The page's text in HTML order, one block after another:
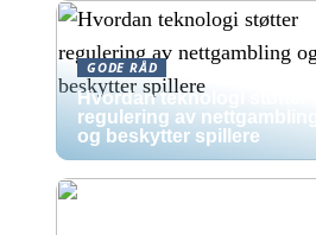
GODE RÅD
Hvordan teknologi støtter
regulering av nettgambling
og beskytter spillere